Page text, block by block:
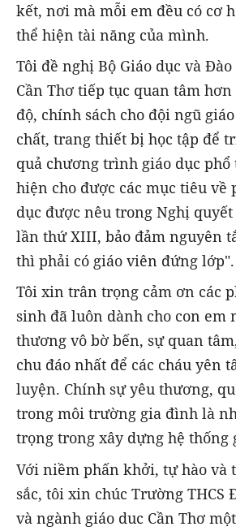
kết, nơi mà mỗi em đều có cơ
thể hiện tài năng của mình.
Tôi đề nghị Bộ Giáo dục và Đào
Cần Thơ tiếp tục quan tâm
độ, chính sách cho đội ngũ
chất, trang thiết bị học tập để
quả chương trình giáo dục
hiện cho được các mục tiêu về
dục được nêu trong Nghị
lần thứ XIII, bảo đảm nguyên
thì phải có giáo viên đứng lớp".
Tôi xin trân trọng cảm ơn các
sinh đã luôn dành cho con em
thương vô bờ bến, sự quan
chu đáo nhất để các cháu yên
luyện. Chính sự yêu thương,
trong môi trường gia đình là
trọng trong xây dựng hệ thống
Với niềm phấn khởi, tự hào và
sắc, tôi xin chúc Trường THCS
và ngành giáo duc Cần Thơ